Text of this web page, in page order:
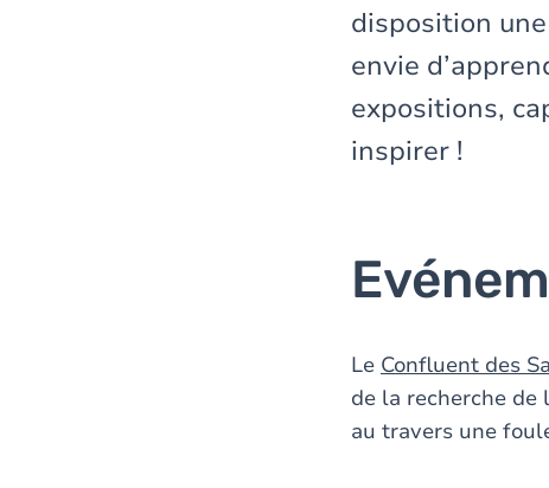
disposition
envie
expositions,
inspirer !
Le Confluent des
de la recherche de
au travers une